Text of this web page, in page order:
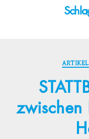
ARTIKEL
zwischen